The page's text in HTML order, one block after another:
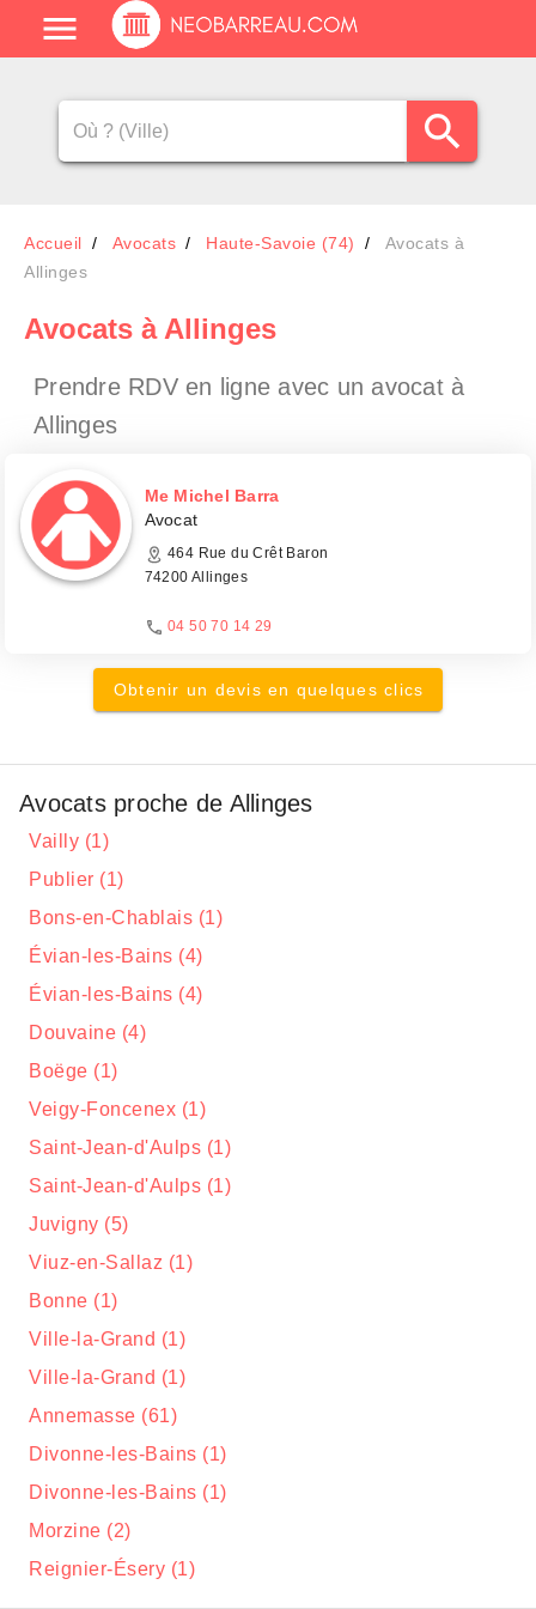
Accueil Avocats Haute-Savoie (74)
Avocats à
Allinges
Avocats à Allinges
Prendre RDV en ligne avec un avocat à
Allinges
Me Michel Barra
Avocat
464 Rue du Crêt Baron
74200 Allinges
04 50 70 14 29
Obtenir un devis en quelques clics
Avocats proche de Allinges
Vailly (1)
Publier (1)
Bons-en-Chablais (1)
Évian-les-Bains (4)
Évian-les-Bains (4)
Douvaine (4)
Boëge (1)
Veigy-Foncenex (1)
Saint-Jean-d'Aulps (1)
Saint-Jean-d'Aulps (1)
Juvigny (5)
Viuz-en-Sallaz (1)
Bonne (1)
Ville-la-Grand (1)
Ville-la-Grand (1)
Annemasse (61)
Divonne-les-Bains (1)
Divonne-les-Bains (1)
Morzine (2)
Reignier-Ésery (1)